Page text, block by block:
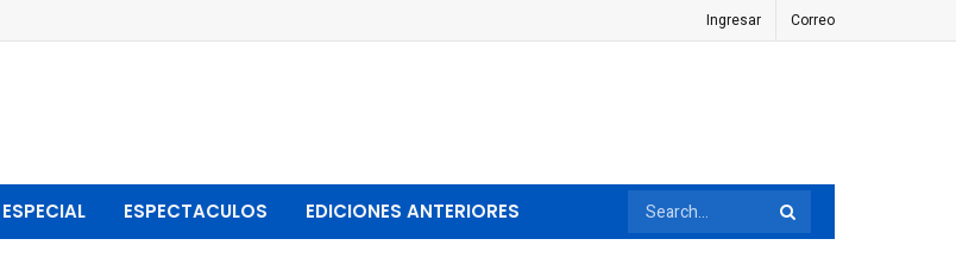
Ingresar Correo
ESPECIAL ESPECTACULOS EDICIONES ANTERIORES